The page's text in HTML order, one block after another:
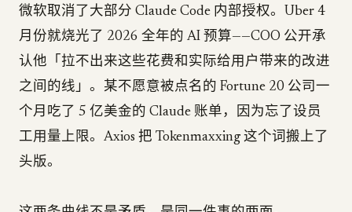
微软取消了大部分 Claude Code 内部授权。Uber 4
月份就烧光了 2026 全年的 AI 预算——COO 公开承
认他「拉不出来这些花费和实际给用户带来的改进
之间的线」。某不愿意被点名的 Fortune 20 公司一
个月吃了 5 亿美金的 Claude 账单，因为忘了设员
工用量上限。Axios 把 Tokenmaxxing 这个词搬上了
头版。